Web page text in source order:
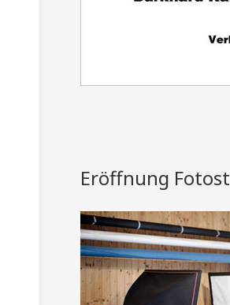
AppleCare
Weiterlesen...
Eröffnung